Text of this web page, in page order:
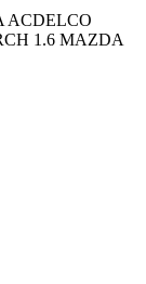
ACDELCO
1.6 MAZDA